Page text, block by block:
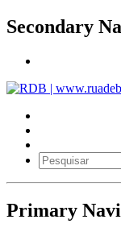
Secondary
Primary